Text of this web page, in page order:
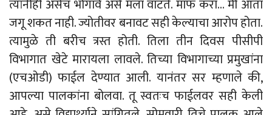
त्यांनीही असेच भोगावे असे मला वाटते. माफ करा… मी आता
जगू शकत नाही. ज्योतीवर बनावट सही केल्याचा आरोप होता.
त्यामुळे ती बरीच त्रस्त होती. तिला तीन दिवस पीसीपी
विभागात खेटे मारायला लावले. तिच्या विभागाच्या प्रमुखांना
(एचओडी) फाईल देण्यात आली. यानंतर सर म्हणाले की,
आपल्या पालकांना बोलवा. तू स्वतःच फाईलवर सही केली